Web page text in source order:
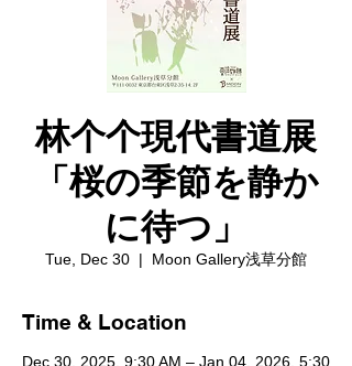
林个个現代書道展
「桜の季節を静か
に待つ」
Tue, Dec 30
  |
Moon Gallery浅草分館
Time & Location
Dec 30, 2025, 9:30 AM – Jan 04, 2026, 5:30